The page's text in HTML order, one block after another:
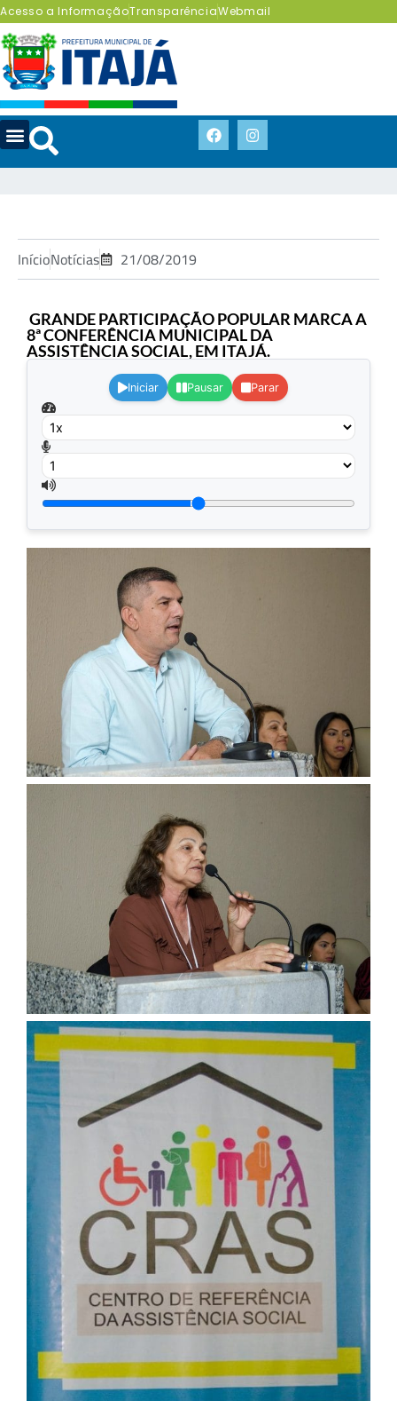
Acesso a InformaçãoTransparênciaWebmail
InícioNotícias 21/08/2019
GRANDE PARTICIPAÇÃO POPULAR MARCA A
8ª CONFERÊNCIA MUNICIPAL DA
ASSISTÊNCIA SOCIAL, EM ITAJÁ.
Iniciar Pausar Parar